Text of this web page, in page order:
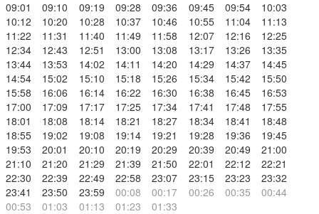
09:01
09:10 09:19 09:28 09:36 09:45 09:54
10:03
10:12
10:20 10:28 10:37 10:46 10:55 11:04
11:13
11:22
11:31 11:40 11:49 11:58 12:07 12:16
12:25
12:34
12:43 12:51 13:00 13:08 13:17 13:26
13:35
13:44
13:53 14:02 14:11 14:20 14:29 14:37
14:45
14:54
15:02 15:10 15:18 15:26 15:34 15:42
15:50
15:58
16:06 16:14 16:22 16:30 16:38 16:45
16:53
17:00
17:09 17:17 17:25 17:34 17:41 17:48
17:55
18:01
18:08 18:14 18:21 18:27 18:34 18:41
18:48
18:55
19:02 19:08 19:14 19:21 19:28 19:36
19:45
19:53
20:01 20:10 20:19 20:29 20:39 20:49
21:00
21:10
21:20 21:29 21:39 21:50 22:01 22:12
22:21
22:30
22:39 22:49 22:58 23:07 23:15 23:23
23:32
23:41
23:50 23:59 00:08 00:17 00:26 00:35
00:44
00:53
01:03 01:13 01:23 01:33